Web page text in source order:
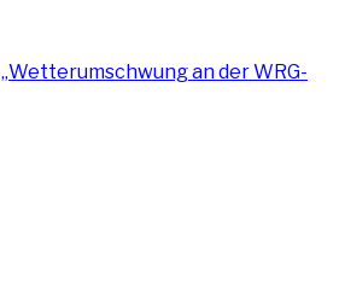
„Wetterumschwung an der WRG-